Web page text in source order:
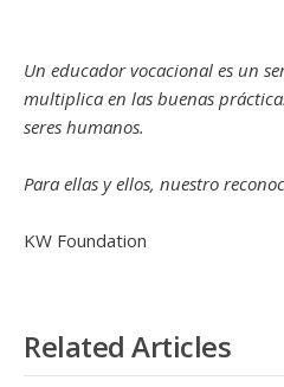
Un educador vocacional es un
multiplica en las buenas
seres humanos.
Para ellas y ellos, nuestro
KW Foundation
Related Articles